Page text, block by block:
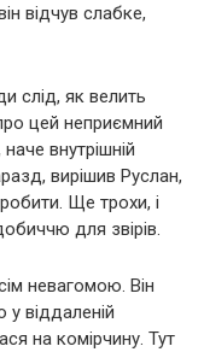
відчув слабке,
слід, як велить
цей неприємний
внутрішній
вирішив Руслан,
Ще трохи, і
для звірів.
невагомою. Він
у віддаленій
на комірчину. Тут